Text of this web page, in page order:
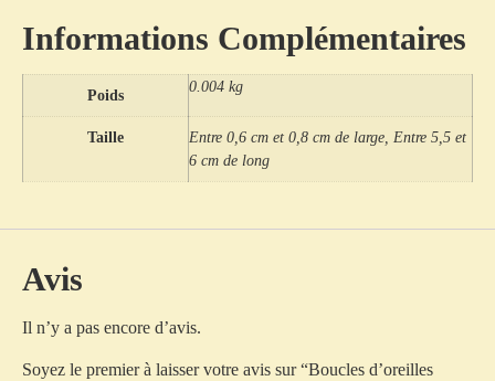
Informations Complémentaires
Poids 0.004 kg
Taille
Entre 0,6 cm et 0,8 cm de large, Entre 5,5 et
6 cm de long
Avis
Il n’y a pas encore d’avis.
Soyez le premier à laisser votre avis sur “Boucles d’oreilles